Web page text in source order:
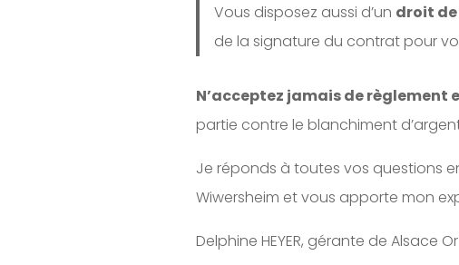
Vous disposez aussi d’un droit
de la signature du contrat pour
N’acceptez jamais de règlement
partie contre le blanchiment
Je réponds à toutes vos questions
Wiwersheim et vous apporte mon
Delphine HEYER, gérante de Alsace